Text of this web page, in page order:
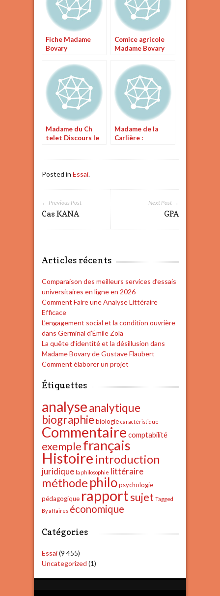
Fiche Madame
Bovary
Comice agricole
Madame Bovary
Madame du Ch
telet Discours le
Madame de la
Carlière :
Posted in Essai.
Next Post →
GPA
← Previous Post
Cas KANA
Articles récents
Comparaison des meilleurs services d’essais
universitaires en ligne en 2026
Comment Faire une Analyse Littéraire
Efficace
L’engagement social et la condition ouvrière
dans Germinal d’Émile Zola
La quête d’identité et la désillusion dans
Madame Bovary de Gustave Flaubert
Comment élaborer un projet
Étiquettes
analyseanalytique
biographie biologie caractéristique
Commentaire comptabilité
exemplefrançais
Histoire introduction
juridique la philosophie littéraire
méthode philo psychologie
pédagogique rapportsujet Tagged
By affaires économique
Catégories
Essai(9 455)
Uncategorized (1)